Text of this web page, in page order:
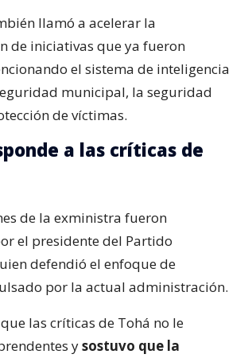
llamó a acelerar la
de iniciativas que ya fueron
el sistema de inteligencia
municipal, la seguridad
de víctimas.
a las críticas de
de la exministra fueron
el presidente del Partido
defendió el enfoque de
por la actual administración.
las críticas de Tohá no le
ysostuvo que la